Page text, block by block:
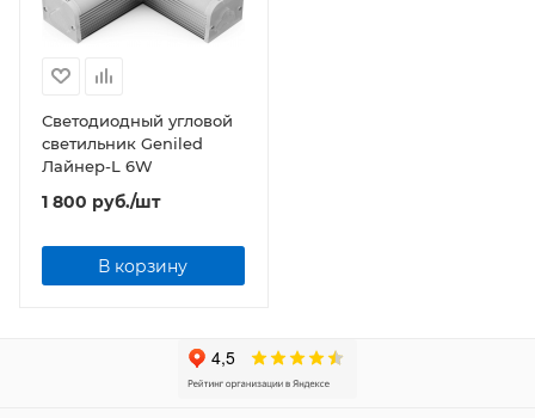
Светодиодный угловой
светильник Geniled
Лайнер-L 6W
1 800 руб./шт
В корзину